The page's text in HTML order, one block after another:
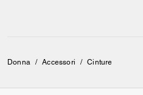
Donna / Accessori / Cinture